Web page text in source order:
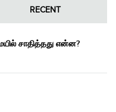
RECENT
சாதித்தது என்ன?